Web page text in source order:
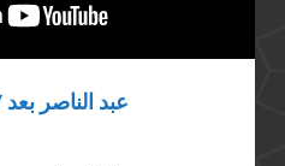
عبد الناصر بعد ٦٧ سنة من “ثورة” يوليو